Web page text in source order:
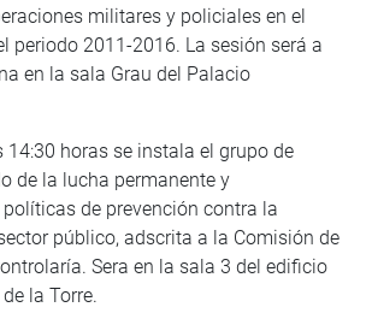
militares y policiales en el
periodo 2011-2016. La sesión será a
en la sala Grau del Palacio
14:30 horas se instala el grupo de
de la lucha permanente y
de prevención contra la
público, adscrita a la Comisión de
Sera en la sala 3 del edificio
la Torre.